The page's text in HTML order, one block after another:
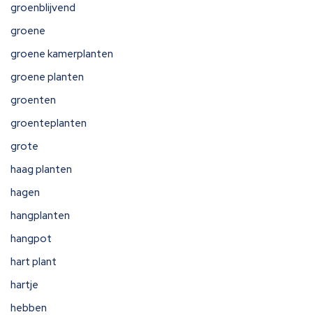
groenblijvend
groene
groene kamerplanten
groene planten
groenten
groenteplanten
grote
haag planten
hagen
hangplanten
hangpot
hart plant
hartje
hebben